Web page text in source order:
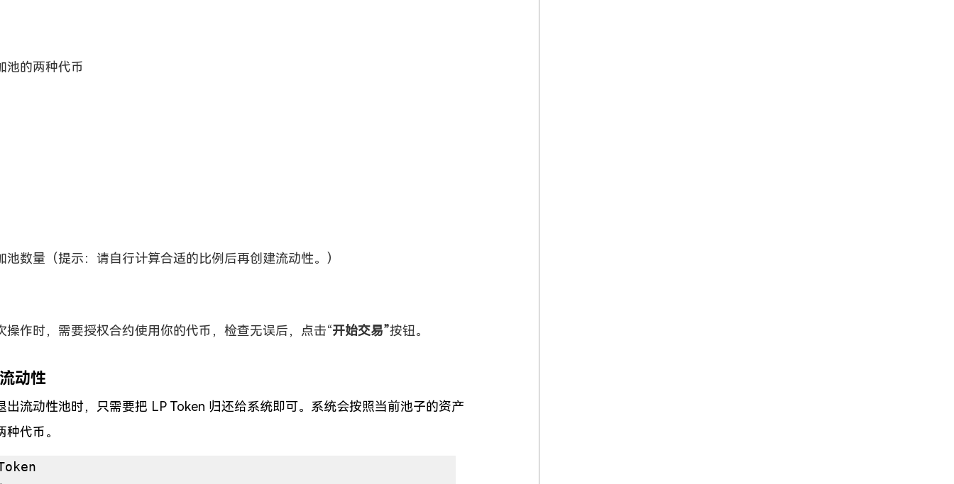
池的两种代币
池数量（提示：请自行计算合适的比例后再创建流动性。）
操作时，需要授权合约使用你的代币，检查无误后，点击“开始交易”按钮。
动性
出流动性池时，只需要把 LP Token 归还给系统即可。系统会按照当前池子的资产
代币。